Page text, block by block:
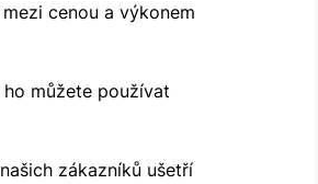
cenou a výkonem
můžete používat
zákazníků ušetří